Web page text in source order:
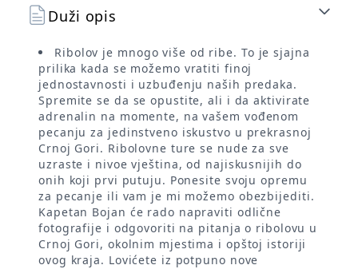
Duži opis
Ribolov je mnogo više od ribe. To je sjajna
prilika kada se možemo vratiti finoj
jednostavnosti i uzbuđenju naših predaka.
Spremite se da se opustite, ali i da aktivirate
adrenalin na momente, na vašem vođenom
pecanju za jedinstveno iskustvo u prekrasnoj
Crnoj Gori. Ribolovne ture se nude za sve
uzraste i nivoe vještina, od najiskusnijih do
onih koji prvi putuju. Ponesite svoju opremu
za pecanje ili vam je mi možemo obezbijediti.
Kapetan Bojan će rado napraviti odlične
fotografije i odgovoriti na pitanja o ribolovu u
Crnoj Gori, okolnim mjestima i opštoj istoriji
ovog kraja. Lovićete iz potpuno nove